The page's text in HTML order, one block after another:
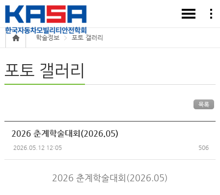
학술정보 포토 갤러리
포토 갤러리
목록
2026 춘계학술대회(2026.05)
2026.05.12 12:05 506
2026 춘계학술대회(2026.05)